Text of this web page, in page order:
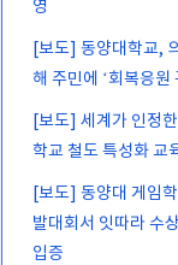
영
[보도] 동양대학교,
해 주민에 ‘회복응원
[보도] 세계가 인정
학교 철도 특성화 교
[보도] 동양대 게임
발대회서 잇따라 수
입증